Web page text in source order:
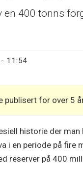
en 400 tonns
- 11:54
publisert for over 5
historie der
i en periode på
reserver på 400